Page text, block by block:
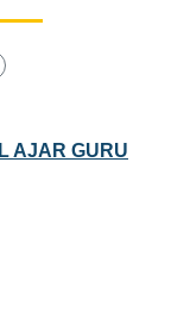
AJAR GURU